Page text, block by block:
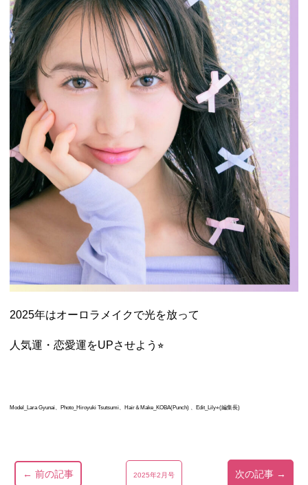
2025年はオーロラメイクで光を放って
人気運・恋愛運をUPさせよう⭐︎
Model_Lara Gyunai、Photo_Hiroyuki Tsutsumi、Hair＆Make_KOBA(Punch) 、Edit_Lily⭐︎(編集長)
← 前の記事 2025年2月号 次の記事 →